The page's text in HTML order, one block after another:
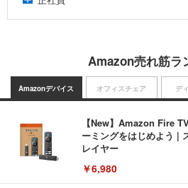
Amazon売れ筋ラ
Amazonデバイス
【New】Amazon Fire
ーミングをはじめよう |
レイヤー
￥6,980
オフィスチェア デ